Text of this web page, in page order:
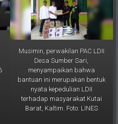
Musimin, perwakilan PAC LDII
Desa Sumber Sari,
menyampaikan bahwa
bantuan ini merupakan bentuk
nyata kepedulian LDII
terhadap masyarakat Kutai